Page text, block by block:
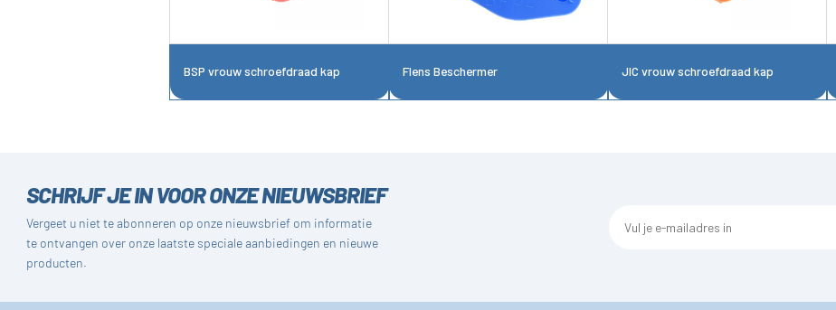
BSP vrouw schroefdraad kap Flens Beschermer JIC vrouw schroefdraad kap
SCHRIJF JE IN VOOR ONZE NIEUWSBRIEF
Vergeet u niet te abonneren op onze nieuwsbrief om informatie
te ontvangen over onze laatste speciale aanbiedingen en nieuwe
producten.